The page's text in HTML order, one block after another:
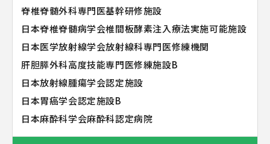
脊椎脊髄外科専門医基幹研修施設
日本脊椎脊髄病学会椎間板酵素注入療法実施可能施設
日本医学放射線学会放射線科専門医修練機関
肝胆膵外科高度技能専門医修練施設B
日本放射線腫瘍学会認定施設
日本胃癌学会認定施設B
日本麻酔科学会麻酔科認定病院